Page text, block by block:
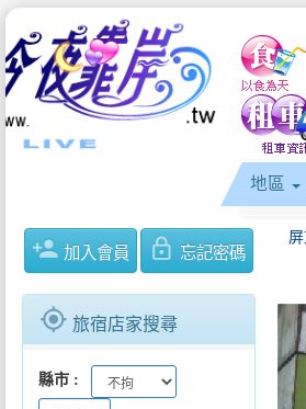
地區
person_add 加入會員 lock_outline 忘記密碼
gps_fixed 旅宿店家搜尋
縣市